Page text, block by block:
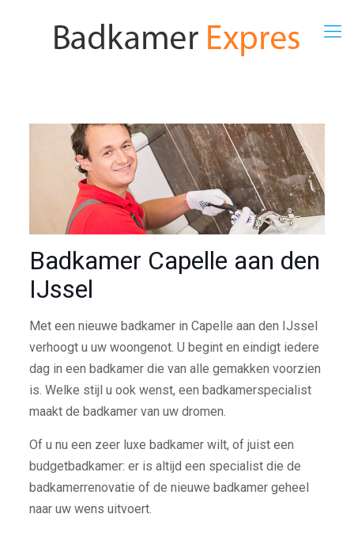
Badkamer Capelle aan den
IJssel
Met een nieuwe badkamer in Capelle aan den IJssel
verhoogt u uw woongenot. U begint en eindigt iedere
dag in een badkamer die van alle gemakken voorzien
is. Welke stijl u ook wenst, een badkamerspecialist
maakt de badkamer van uw dromen.
Of u nu een zeer luxe badkamer wilt, of juist een
budgetbadkamer: er is altijd een specialist die de
badkamerrenovatie of de nieuwe badkamer geheel
naar uw wens uitvoert.